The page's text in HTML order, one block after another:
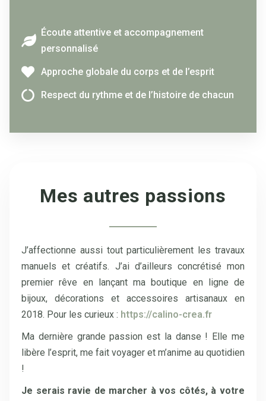
Écoute attentive et accompagnement
personnalisé
Approche globale du corps et de l’esprit
Respect du rythme et de l’histoire de chacun
Mes autres passions
J’affectionne aussi tout particulièrement les travaux
manuels et créatifs. J’ai d’ailleurs concrétisé mon
premier rêve en lançant ma boutique en ligne de
bijoux, décorations et accessoires artisanaux en
2018. Pour les curieux : https://calino-crea.fr
Ma dernière grande passion est la danse ! Elle me
libère l’esprit, me fait voyager et m’anime au quotidien
!
Je serais ravie de marcher à vos côtés, à votre